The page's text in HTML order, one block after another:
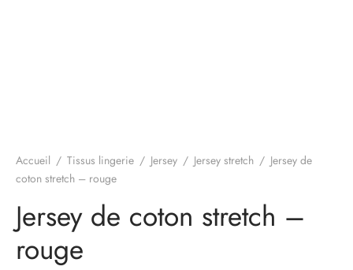
Accueil / Tissus lingerie / Jersey / Jersey stretch / Jersey de
coton stretch – rouge
Jersey de coton stretch –
rouge